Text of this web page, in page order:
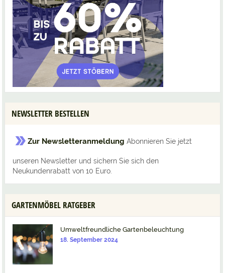
NEWSLETTER BESTELLEN
Zur Newsletteranmeldung Abonnieren Sie jetzt
unseren Newsletter und sichern Sie sich den
Neukundenrabatt von 10 Euro.
GARTENMÖBEL RATGEBER
Umweltfreundliche Gartenbeleuchtung
18. September 2024